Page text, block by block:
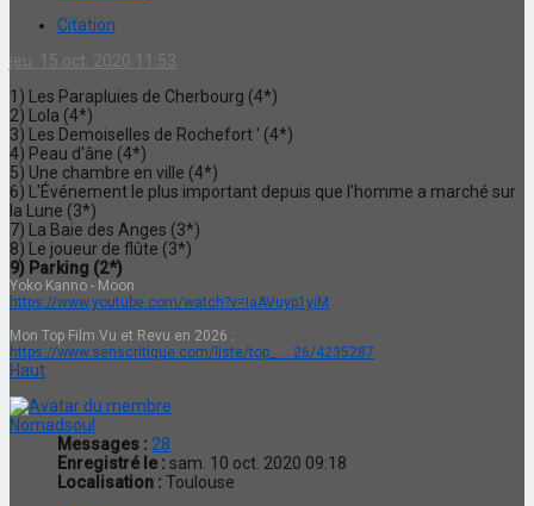
Citation
jeu. 15 oct. 2020 11:53
1) Les Parapluies de Cherbourg (4*)
2) Lola (4*)
3) Les Demoiselles de Rochefort ' (4*)
4) Peau d'âne (4*)
5) Une chambre en ville (4*)
6) L'Événement le plus important depuis que l'homme a marché sur
la Lune (3*)
7) La Baie des Anges (3*)
8) Le joueur de flûte (3*)
9) Parking (2*)
Yoko Kanno - Moon
https://www.youtube.com/watch?v=IaAVuyp1yiM
Mon Top Film Vu et Revu en 2026 :
https://www.senscritique.com/liste/top_ ... 26/4235287
Haut
Nomadsoul
Messages : 28
Enregistré le : sam. 10 oct. 2020 09:18
Localisation : Toulouse